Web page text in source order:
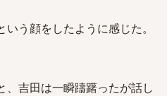
う顔をしたように感じた。
、吉田は一瞬躊躇ったが話し